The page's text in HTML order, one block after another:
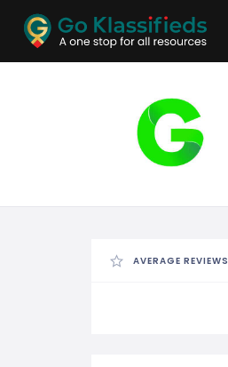
ADD
BUSINESS
LISTINGS
LOCATION
AVERAGE REVIEWS